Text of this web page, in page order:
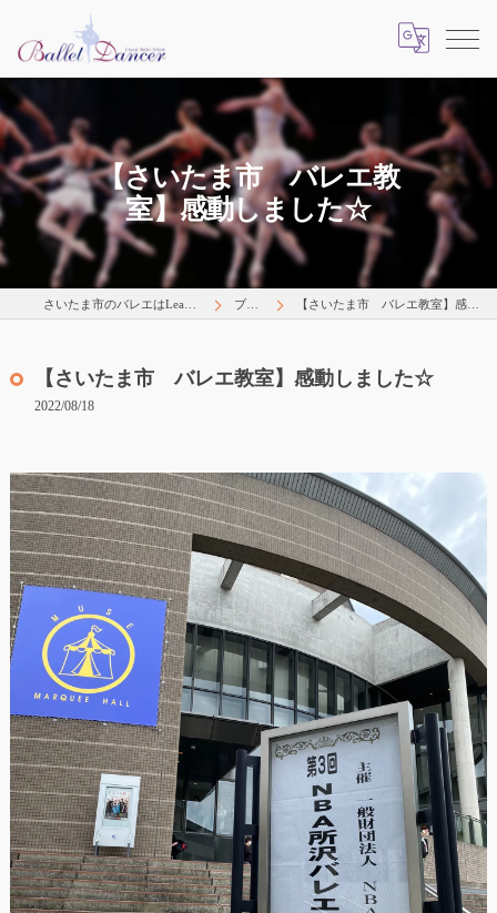
【さいたま市 バレエ教
室】感動しました☆
ブログ 【さいたま市 バレエ教室】感動しました☆
【さいたま市 バレエ教室】感動しました☆
2022/08/18